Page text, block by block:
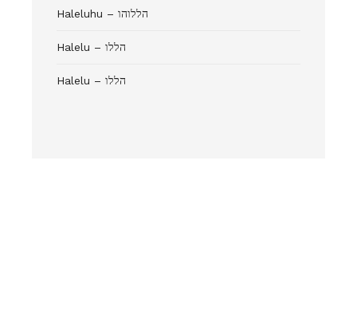
Haleluhu – הללוהו
Halelu – הללו
Halelu – הללו